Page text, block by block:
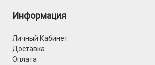
Информация
Личный Кабинет
Доставка
Оплата